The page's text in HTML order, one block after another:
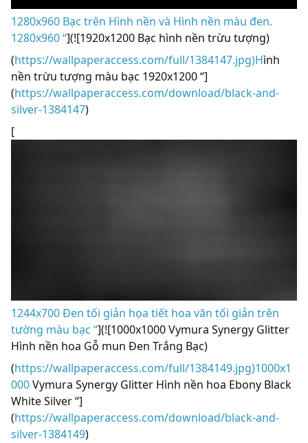
1280x960 Bạc trên Hình nền và Hình nền màu đen.
1280x960 “](![1920x1200 Bạc hình nền trừu tượng)
(https://wallpaperaccess.com/full/1384147.jpg)Hình
nền trừu tượng màu bạc 1920x1200 “]
(https://wallpaperaccess.com/download/black-and-
silver-1384147)
[
1244x700 Đen tối giản họa tiết hoa văn tối giản trên
tường màu bạc “](![1000x1000 Vymura Synergy Glitter
Hình nền hoa Gỗ mun Đen Trắng Bạc)
(https://wallpaperaccess.com/full/1384149.jpg)1000x1
000Vymura Synergy Glitter Hình nền hoa Ebony Black
White Silver “]
(https://wallpaperaccess.com/download/black-and-
silver-1384149)